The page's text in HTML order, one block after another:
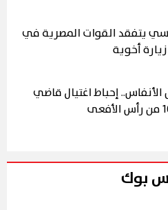
يتفقد القوات المصرية في
زيارة أخوية
إحباط اغتيال قاضي
بوك